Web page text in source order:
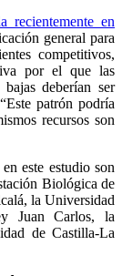
recientemente en
general para
competitivos,
por el que las
deberían ser
patrón podría
recursos son
este estudio son
Biológica de
la Universidad
Juan Carlos, la
de Castilla-La